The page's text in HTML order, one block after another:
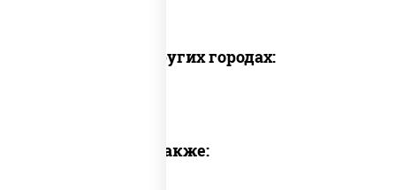
Доставка в других городах:
Предлагаем также: